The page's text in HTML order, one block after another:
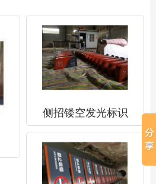
侧招镂空发光标识